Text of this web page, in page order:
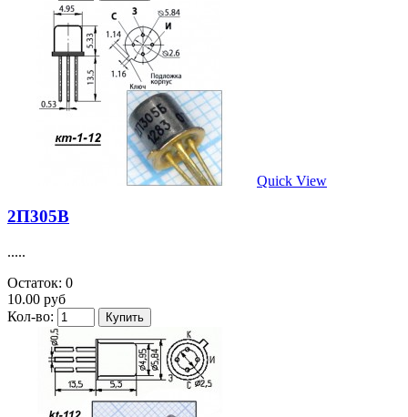
Quick View
2П305В
.....
Остаток: 0
10.00 руб
Кол-во: